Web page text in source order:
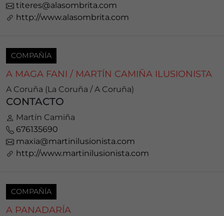
titeres@alasombrita.com
http://www.alasombrita.com
COMPAÑÍA
A MAGA FANI / MARTÍN CAMIÑA ILUSIONISTA
A Coruña (La Coruña / A Coruña)
CONTACTO
Martín Camiña
676135690
maxia@martinilusionista.com
http://www.martinilusionista.com
COMPAÑÍA
A PANADARÍA